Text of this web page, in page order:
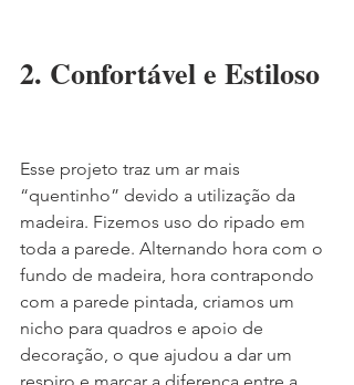
2. Confortável e Estiloso
Esse projeto traz um ar mais
“quentinho” devido a utilização da
madeira. Fizemos uso do ripado em
toda a parede. Alternando hora com o
fundo de madeira, hora contrapondo
com a parede pintada, criamos um
nicho para quadros e apoio de
decoração, o que ajudou a dar um